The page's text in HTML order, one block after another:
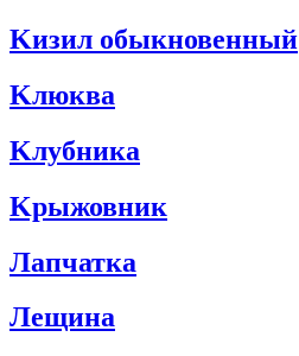
Kизил обыкновенный
Kлюква
Kлубника
Kрыжовник
Лапчатка
Лещина